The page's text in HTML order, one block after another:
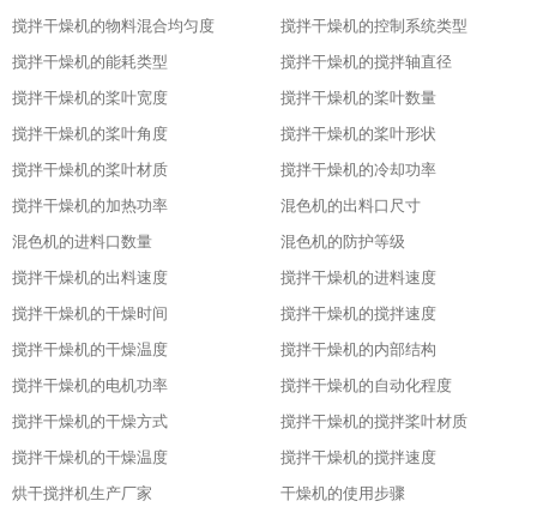
搅拌干燥机的物料混合均匀度
搅拌干燥机的控制系统类型
搅拌干燥机的能耗类型
搅拌干燥机的搅拌轴直径
搅拌干燥机的桨叶宽度
搅拌干燥机的桨叶数量
搅拌干燥机的桨叶角度
搅拌干燥机的桨叶形状
搅拌干燥机的桨叶材质
搅拌干燥机的冷却功率
搅拌干燥机的加热功率
混色机的出料口尺寸
混色机的进料口数量
混色机的防护等级
搅拌干燥机的出料速度
搅拌干燥机的进料速度
搅拌干燥机的干燥时间
搅拌干燥机的搅拌速度
搅拌干燥机的干燥温度
搅拌干燥机的内部结构
搅拌干燥机的电机功率
搅拌干燥机的自动化程度
搅拌干燥机的干燥方式
搅拌干燥机的搅拌桨叶材质
搅拌干燥机的干燥温度
搅拌干燥机的搅拌速度
烘干搅拌机生产厂家
干燥机的使用步骤